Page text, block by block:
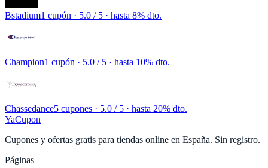
Bstadium1 cupón · 5.0 / 5 · hasta 8% dto.
Champion1 cupón · 5.0 / 5 · hasta 10% dto.
Chassedance5 cupones · 5.0 / 5 · hasta 20% dto.
YaCupon
Cupones y ofertas gratis para tiendas online en España. Sin registro.
Páginas